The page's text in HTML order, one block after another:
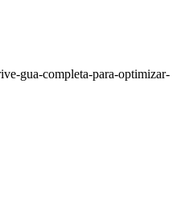
gua-completa-para-optimizar-